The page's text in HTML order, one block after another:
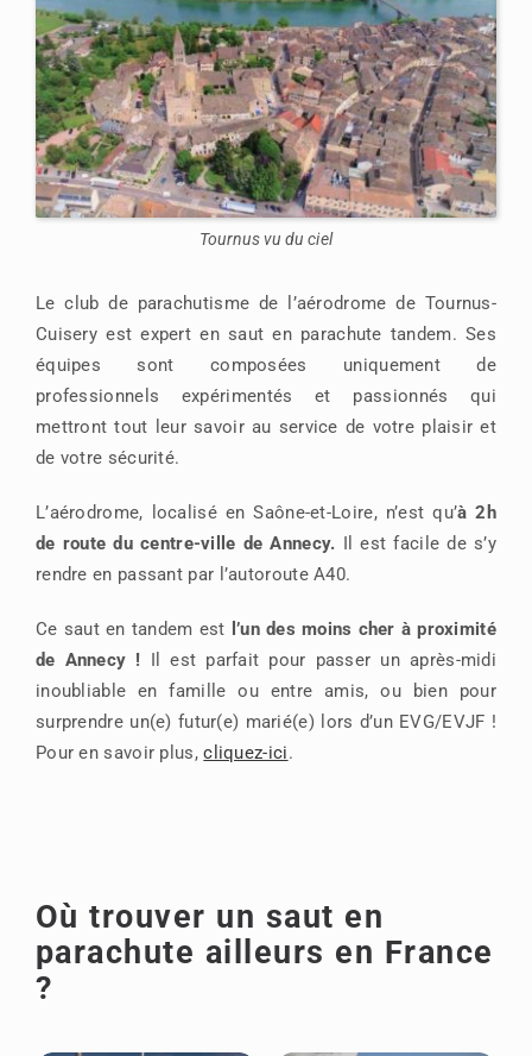
Tournus vu du ciel
Le club de parachutisme de l’aérodrome de Tournus-
Cuisery est expert en saut en parachute tandem. Ses
équipes sont composées uniquement de
professionnels expérimentés et passionnés qui
mettront tout leur savoir au service de votre plaisir et
de votre sécurité.
L’aérodrome, localisé en Saône-et-Loire, n’est qu’à 2h
de route du centre-ville de Annecy. Il est facile de s’y
rendre en passant par l’autoroute A40.
Ce saut en tandem est l’un des moins cher à proximité
de Annecy ! Il est parfait pour passer un après-midi
inoubliable en famille ou entre amis, ou bien pour
surprendre un(e) futur(e) marié(e) lors d’un EVG/EVJF !
Pour en savoir plus,cliquez-ici.
Où trouver un saut en
parachute ailleurs en France
?